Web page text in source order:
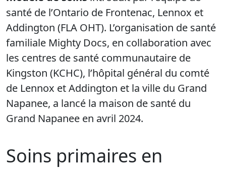
santé de l’Ontario de Frontenac, Lennox et
Addington (FLA OHT). L’organisation de santé
familiale Mighty Docs, en collaboration avec
les centres de santé communautaire de
Kingston (KCHC), l’hôpital général du comté
de Lennox et Addington et la ville du Grand
Napanee, a lancé la maison de santé du
Grand Napanee en avril 2024.
Soins primaires en